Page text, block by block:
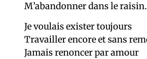
M’abandonner dans le raisin.
Je voulais exister toujours
Travailler encore et sans
Jamais renoncer par amour